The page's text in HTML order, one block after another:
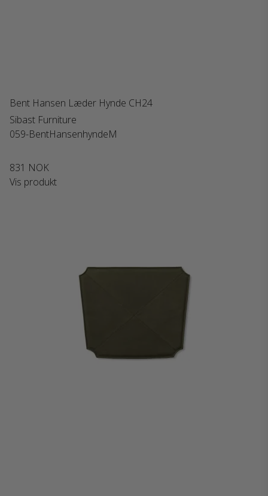
Bent Hansen Læder Hynde CH24
Sibast Furniture
059-BentHansenhyndeM
831 NOK
Vis produkt